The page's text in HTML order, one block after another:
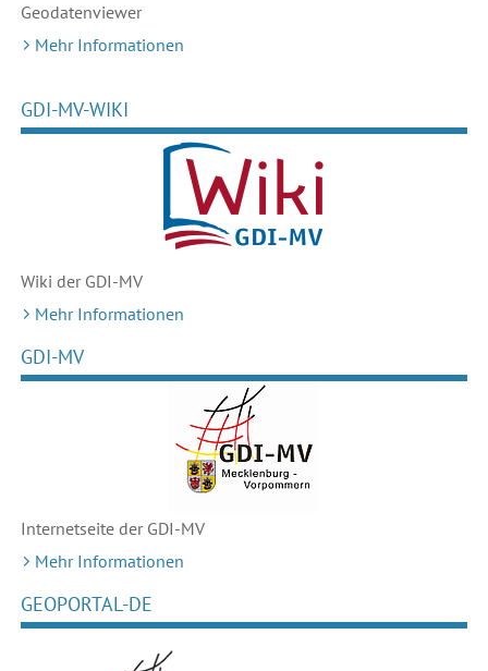
Geodatenviewer
Mehr Informationen
GDI-MV-WIKI
Wiki der GDI-MV
Mehr Informationen
GDI-MV
Internetseite der GDI-MV
Mehr Informationen
GEOPORTAL-DE